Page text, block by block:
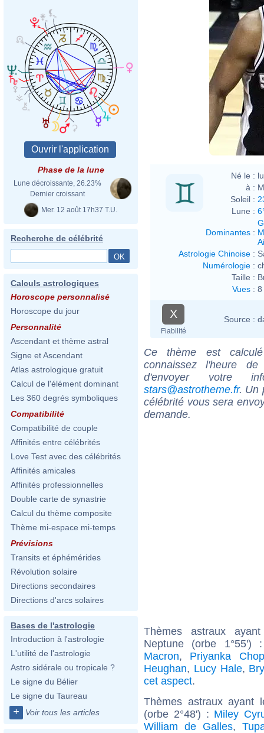
Phase de la lune
Lune décroissante, 26.23%
Dernier croissant
Mer. 12 août 17h37 T.U.
Recherche de célébrité
Calculs astrologiques
Horoscope personnalisé
Horoscope du jour
Personnalité
Ascendant et thème astral
Signe et Ascendant
Atlas astrologique gratuit
Calcul de l'élément dominant
Les 360 degrés symboliques
Compatibilité
Compatibilité de couple
Affinités entre célébrités
Love Test avec des célébrités
Affinités amicales
Affinités professionnelles
Double carte de synastrie
Calcul du thème composite
Thème mi-espace mi-temps
Prévisions
Transits et éphémérides
Révolution solaire
Directions secondaires
Directions d'arcs solaires
Bases de l'astrologie
Introduction à l'astrologie
L'utilité de l'astrologie
Astro sidérale ou tropicale ?
Le signe du Bélier
Le signe du Taureau
+ Voir tous les articles
02-
Né le :
à :
Soleil :
Lune :
Dominantes :
Astrologie Chinoise :
Numérologie :
Taille :
Vues : 8
X
Fiabilité
Source :
Ce thème est
connaissez l'heure
d'envoyer votre
stars@astrotheme.fr. Un
célébrité vous sera
demande.
Thèmes astraux
Neptune (orbe
Macron, Priyanka
Heughan, Lucy Hale,
cet aspect.
Thèmes astraux ayant
(orbe 2°48') : Miley
William de Galles,